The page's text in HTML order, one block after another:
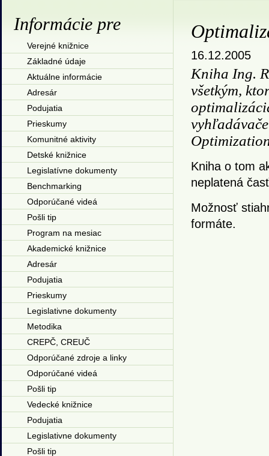
16.12.2005
Kniha Ing.
všetkým,
Kniha o tom
neplatená
Možnosť
formáte.
Informácie pre
Verejné knižnice
Základné údaje
Aktuálne informácie
Adresár
Podujatia
Prieskumy
Komunitné aktivity
Detské knižnice
Legislatívne dokumenty
Benchmarking
Odporúčané videá
Pošli tip
Program na mesiac
Akademické knižnice
Adresár
Podujatia
Prieskumy
Legislativne dokumenty
Metodika
CREPČ, CREUČ
Odporúčané zdroje a linky
Odporúčané videá
Pošli tip
Vedecké knižnice
Podujatia
Legislativne dokumenty
Pošli tip